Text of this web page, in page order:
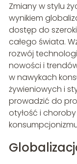
Zmiany w stylu
wynikiem
dostęp do
całego świata.
rozwój
nowości i
w nawykach
żywieniowych i
prowadzić do
otyłość i